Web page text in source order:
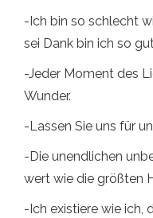
-Ich bin so schlecht
sei Dank bin ich so
-Jeder Moment des
Wunder.
-Lassen Sie uns für
-Die unendlichen
wert wie die größten
-Ich existiere wie ich,